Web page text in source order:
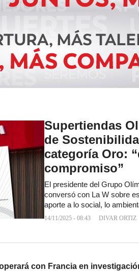
Supertiendas
de
categoría Oro:
compromiso”
El presidente del Grupo
conversó con La W sobre
aporte a lo social, lo
14/11/2025 - 08:43 DIVAR ORTIZ
con Francia en